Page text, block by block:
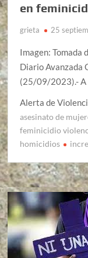
en
grieta 25
Imagen: Tomada
Diario Avanzada
(25/09/2023).- A
Alerta de
asesinato de
feminicidio
homicidios